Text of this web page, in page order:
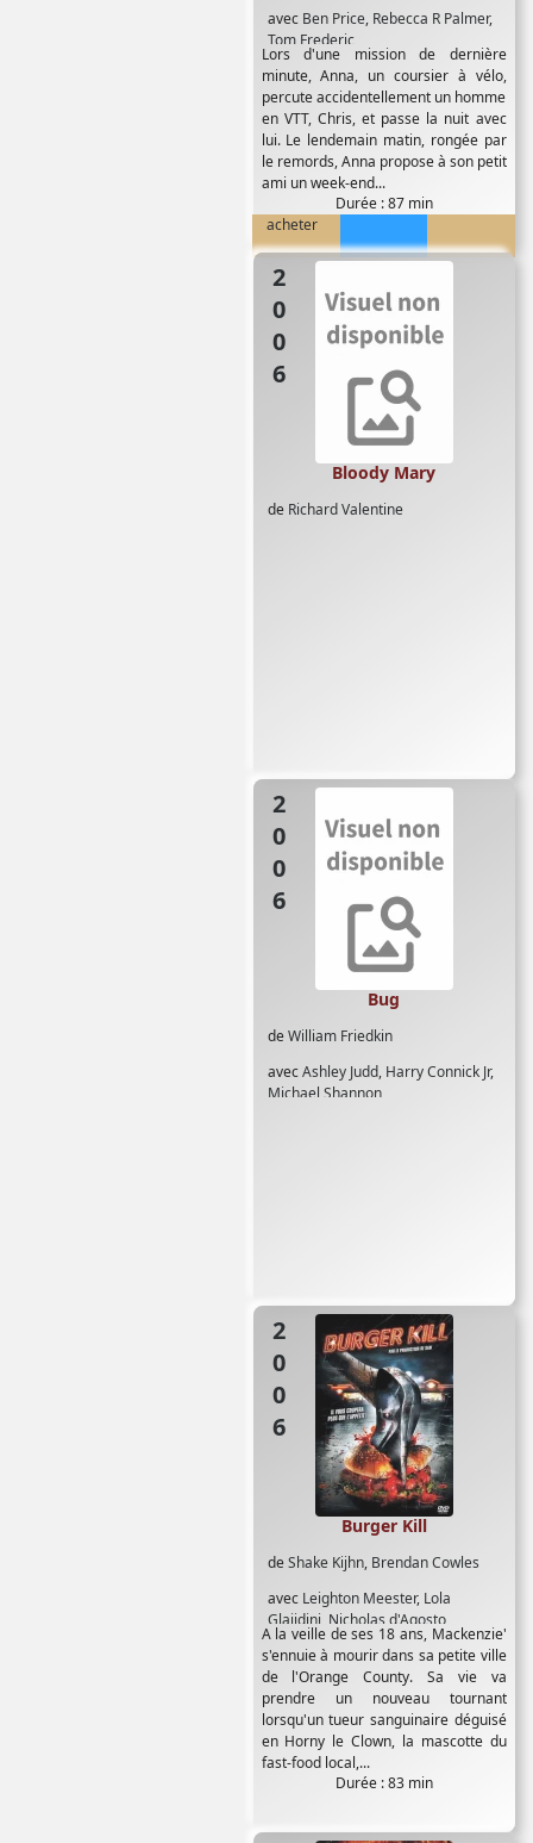
avec Ben Price, Rebecca R Palmer,
Tom Frederic
Lors d'une mission de dernière
minute, Anna, un coursier à vélo,
percute accidentellement un homme
en VTT, Chris, et passe la nuit avec
lui. Le lendemain matin, rongée par
le remords, Anna propose à son petit
ami un week-end...
Durée : 87 min
acheter
2006
de Richard Valentine
Bloody Mary
2006
deWilliam Friedkin
avecAshley Judd, Harry Connick Jr,
Michael Shannon
Bug
2006
deShake Kijhn, Brendan Cowles
avec Leighton Meester, Lola
Glaijdini Nicholas d'Agosto
Burger Kill
A la veille de ses 18 ans, Mackenzie'
s'ennuie à mourir dans sa petite ville
de l'Orange County. Sa vie va
prendre un nouveau tournant
lorsqu'un tueur sanguinaire déguisé
en Horny le Clown, la mascotte du
fast-food local,...
Durée : 83 min